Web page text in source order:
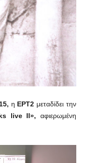
η ΕΡΤ2 μεταδίδει την
live II», αφιερωμένη